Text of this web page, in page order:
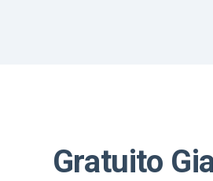
Gratuito